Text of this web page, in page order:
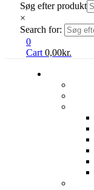
Søg efter produkt
×
Search for:
0
Cart 0,00kr.